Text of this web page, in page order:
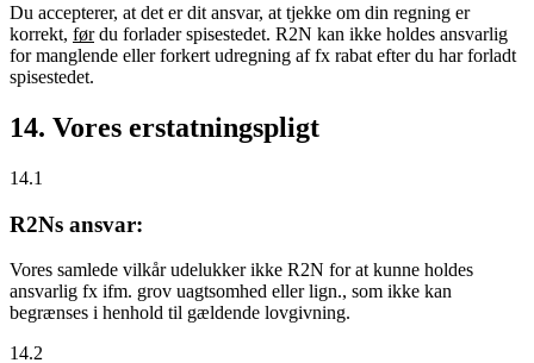
Du accepterer, at det er dit ansvar, at tjekke om din regning er
korrekt, førdu forlader spisestedet. R2N kan ikke holdes ansvarlig
for manglende eller forkert udregning af fx rabat efter du har forladt
spisestedet.
14. Vores erstatningspligt
14.1
R2Ns ansvar:
Vores samlede vilkår udelukker ikke R2N for at kunne holdes
ansvarlig fx ifm. grov uagtsomhed eller lign., som ikke kan
begrænses i henhold til gældende lovgivning.
14.2